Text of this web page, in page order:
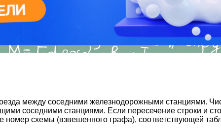
между соседними железнодорожными станциями.
соседними станциями. Если пересечение строки и
схемы (взвешенного графа), соответствующей